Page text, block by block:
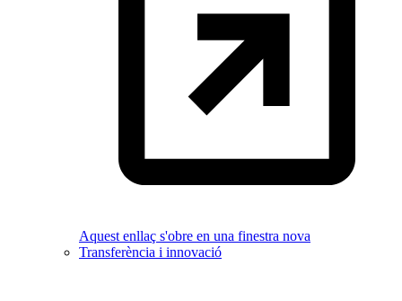
Aquest enllaç s'obre en una finestra nova
Transferència i innovació